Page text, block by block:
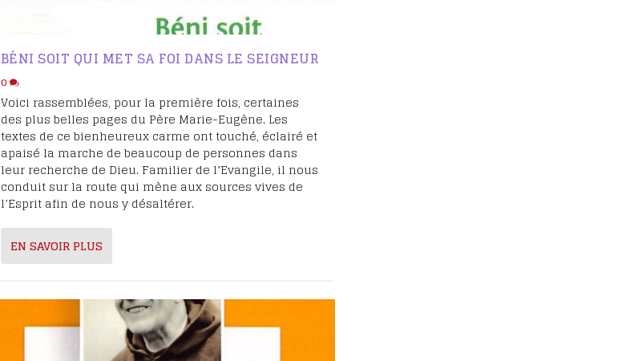
BÉNI SOIT QUI MET SA FOI DANS LE SEIGNEUR
0
Voici rassemblées, pour la première fois, certaines
des plus belles pages du Père Marie-Eugène. Les
textes de ce bienheureux carme ont touché, éclairé et
apaisé la marche de beaucoup de personnes dans
leur recherche de Dieu. Familier de l’Evangile, il nous
conduit sur la route qui mène aux sources vives de
l’Esprit afin de nous y désaltérer.
EN SAVOIR PLUS